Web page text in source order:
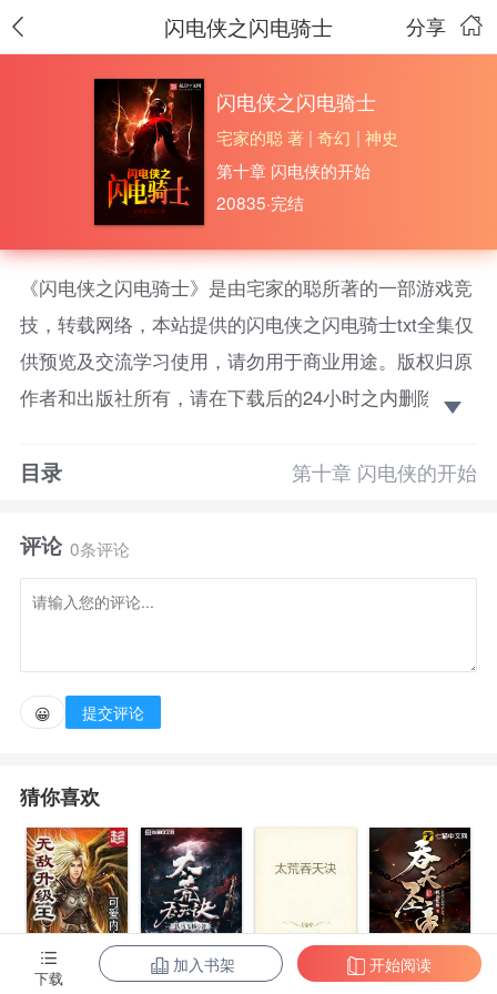
分享
闪电侠之闪电骑士
闪电侠之闪电骑士
宅家的聪 著 |奇幻 | 神史
第十章 闪电侠的开始
20835·完结
《闪电侠之闪电骑士》是由宅家的聪所著的一部游戏竞
技，转载网络，本站提供的闪电侠之闪电骑士txt全集仅
供预览及交流学习使用，请勿用于商业用途。版权归原
作者和出版社所有，请在下载后的24小时之内删除，如
威尔斯博士没有理会林立，继续说道。 “当天的粒
电朝你和巴里·艾伦劈下，然后你们被送进医院，后来
因为医院误诊和电力故障等原因，我把你和巴里·艾伦
接到星际实验室。” “粒子加速器爆炸！” “巴里·艾
让他不敢置信。 作者自定义标签:机智技术流
目录 第十章 闪电侠的开始
评论 0条评论
😀 提交评论
猜你喜欢
无敌升级王
柳无邪和徐凌
太荒吞天诀
吞天圣帝
下载
加入书架 开始阅读